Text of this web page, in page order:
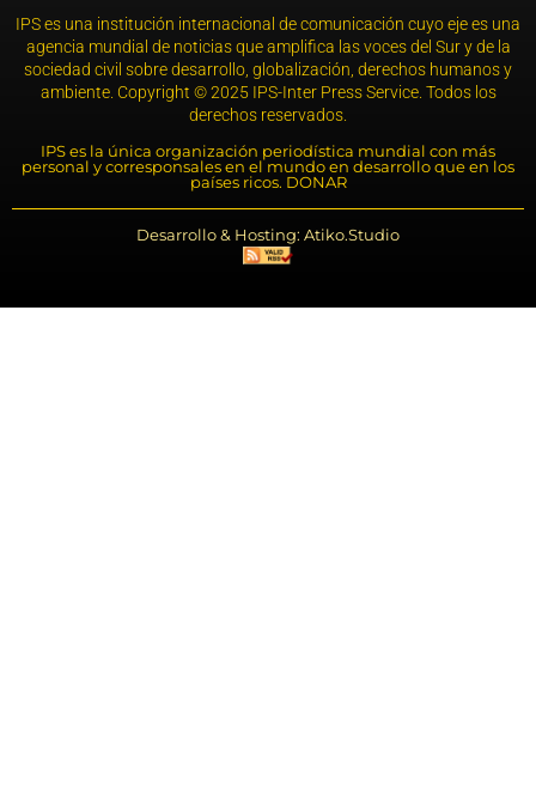
IPS es una institución internacional de comunicación cuyo eje es una
agencia mundial de noticias que amplifica las voces del Sur y de la
sociedad civil sobre desarrollo, globalización, derechos humanos y
ambiente. Copyright © 2025 IPS-Inter Press Service. Todos los
derechos reservados.
IPS es la única organización periodística mundial con más
personal y corresponsales en el mundo en desarrollo que en los
países ricos. DONAR
Desarrollo & Hosting: Atiko.Studio